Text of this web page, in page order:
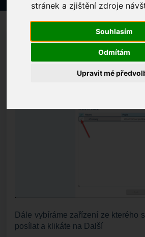
stránek a zjištění zdroje
Souhlasím
Odmítám
Upravit mé
Po vybrání dodavatele zaklikněte
pokračujte tlačítkem Další.
Dále vybíráme zařízení ze kterého
posílat a klikáte na Další